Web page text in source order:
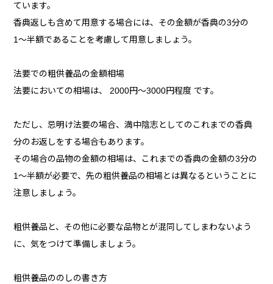
ています。
香典返しも含めて用意する場合には、その金額が香典の3分の
1〜半額であることを考慮して用意しましょう。
法要での粗供養品の金額相場
法要においての相場は、 2000円〜3000円程度 です。
ただし、忌明け法要の場合、満中陰志としてのこれまでの香典
分のお返しをする場合もあります。
その場合の品物の金額の相場は、これまでの香典の金額の3分の
1〜半額が必要で、先の粗供養品の相場とは異なるということに
注意しましょう。
粗供養品と、その他に必要な品物とが混同してしまわないよう
に、気をつけて準備しましょう。
粗供養品ののしの書き方